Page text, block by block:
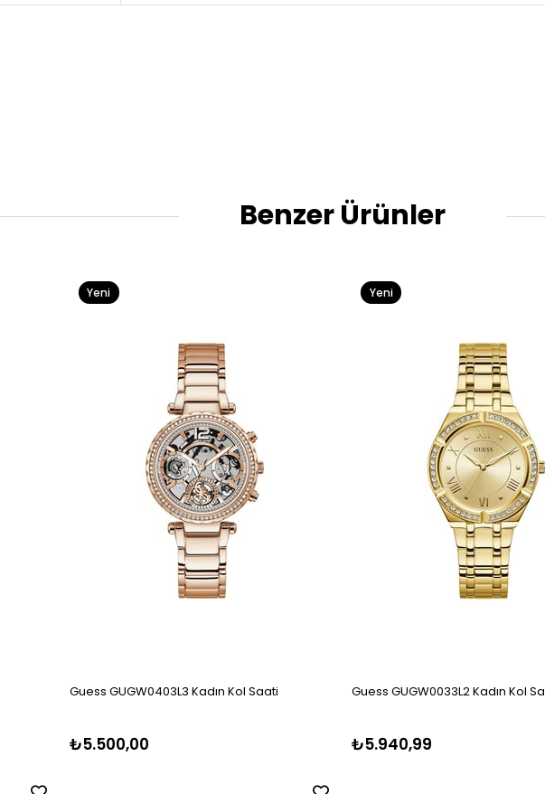
Benzer Ürünler
Guess GUGW0403L3 Kadın Kol Saati
₺5.500,00
Yeni
Guess GUGW0033L2 Kadın Kol
₺5.940,99
Yeni